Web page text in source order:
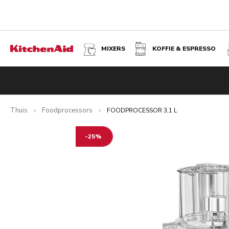
MIXERS KOFFIE & ESPRESSO
Thuis > Foodprocessors > FOODPROCESSOR 3,1 L
-25%